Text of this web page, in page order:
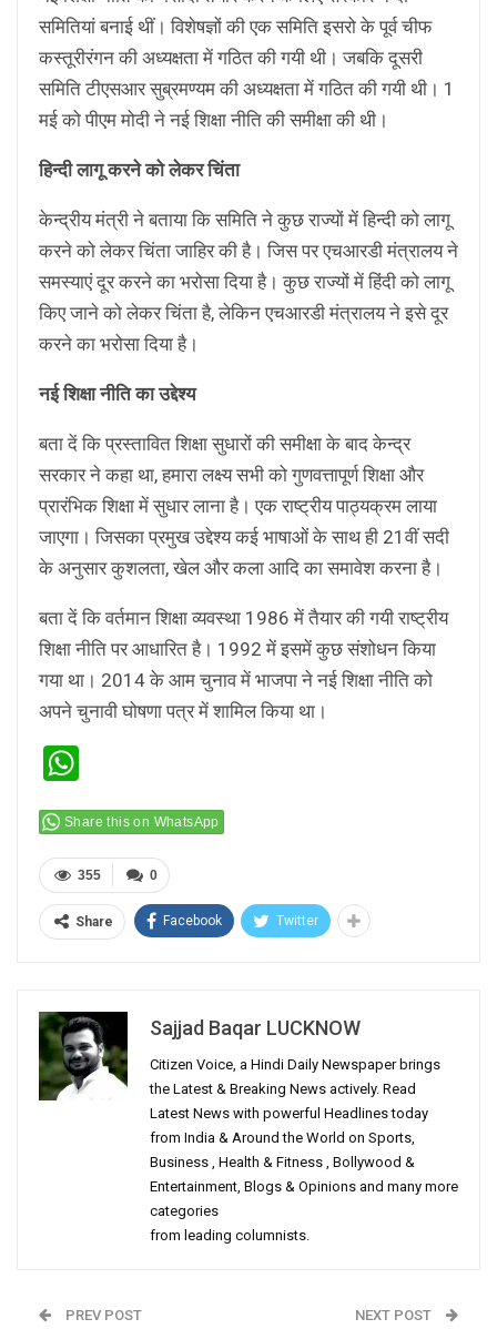
समितियां बनाई थीं। विशेषज्ञों की एक समिति इसरो के पूर्व चीफ
कस्तूरीरंगन की अध्यक्षता में गठित की गयी थी। जबकि दूसरी
समिति टीएसआर सुब्रमण्यम की अध्यक्षता में गठित की गयी थी। 1
मई को पीएम मोदी ने नई शिक्षा नीति की समीक्षा की थी।
हिन्दी लागू करने को लेकर चिंता
केन्द्रीय मंत्री ने बताया कि समिति ने कुछ राज्यों में हिन्दी को लागू
करने को लेकर चिंता जाहिर की है। जिस पर एचआरडी मंत्रालय ने
समस्याएं दूर करने का भरोसा दिया है। कुछ राज्यों में हिंदी को लागू
किए जाने को लेकर चिंता है, लेकिन एचआरडी मंत्रालय ने इसे दूर
करने का भरोसा दिया है।
नई शिक्षा नीति का उद्देश्य
बता दें कि प्रस्तावित शिक्षा सुधारों की समीक्षा के बाद केन्द्र
सरकार ने कहा था, हमारा लक्ष्य सभी को गुणवत्तापूर्ण शिक्षा और
प्रारंभिक शिक्षा में सुधार लाना है। एक राष्ट्रीय पाठ्यक्रम लाया
जाएगा। जिसका प्रमुख उद्देश्य कई भाषाओं के साथ ही 21वीं सदी
के अनुसार कुशलता, खेल और कला आदि का समावेश करना है।
बता दें कि वर्तमान शिक्षा व्यवस्था 1986 में तैयार की गयी राष्ट्रीय
शिक्षा नीति पर आधारित है। 1992 में इसमें कुछ संशोधन किया
गया था। 2014 के आम चुनाव में भाजपा ने नई शिक्षा नीति को
अपने चुनावी घोषणा पत्र में शामिल किया था।
Share this on WhatsApp
0
355
Share Facebook Twitter
Sajjad Baqar LUCKNOW
Citizen Voice, a Hindi Daily Newspaper brings
the Latest & Breaking News actively. Read
Latest News with powerful Headlines today
from India & Around the World on Sports,
Business , Health & Fitness , Bollywood &
Entertainment, Blogs & Opinions and many more
categories
from leading columnists.
PREV POST NEXT POST